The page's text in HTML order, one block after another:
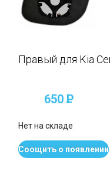
Правый для Kia
650P
Нет на складе
Соощить о появлении